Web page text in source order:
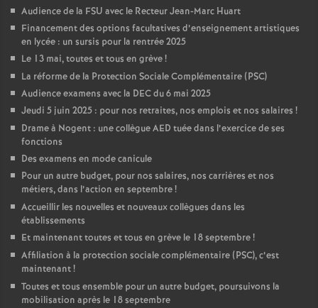
Audience de la FSU avec le Recteur Jean-Marc Huart
Financement des options facultatives d’enseignement artistiques
en lycée : un sursis pour la rentrée 2025
Le 13 mai, toutes et tous en grève!
La réforme de la Protection Sociale Complémentaire (PSC)
Audience examens avec la DEC du 6 mai 2025
Jeudi 5 juin 2025 : pour nos retraites, nos emplois et nos salaires !
Drame à Nogent : une collègue AED tuée dans l’exercice de ses
fonctions
Des examens en mode canicule
Pour un autre budget, pour nos salaires, nos carrières et nos
métiers, dans l’action en septembre!
Accueillir les nouvelles et nouveaux collègues dans les
établissements
Et maintenant toutes et tous en grève le 18 septembre!
Affiliation à la protection sociale complémentaire (PSC), c’est
maintenant!
Toutes et tous ensemble pour un autre budget, poursuivons la
mobilisation après le 18 septembre